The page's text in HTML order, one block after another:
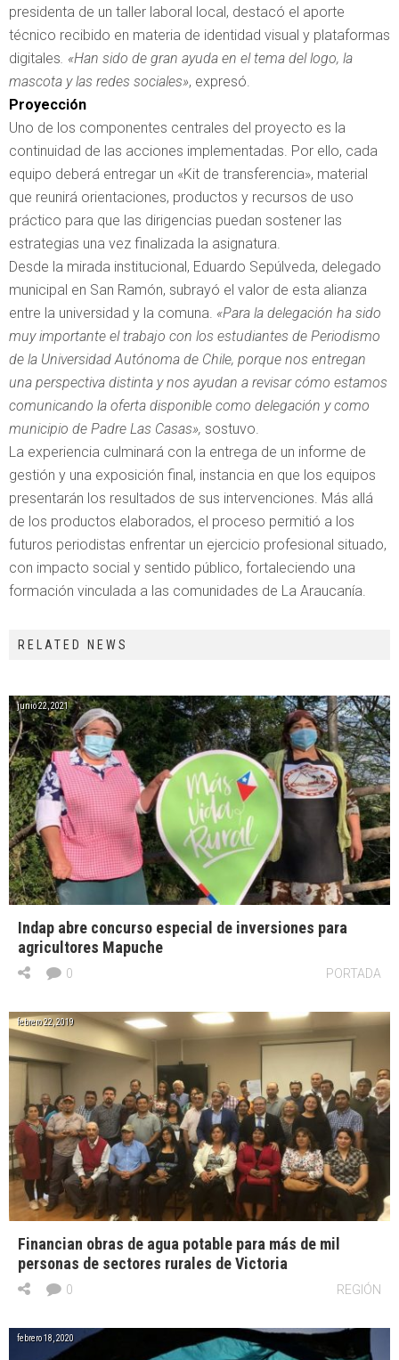
presidenta de un taller laboral local, destacó el aporte
técnico recibido en materia de identidad visual y plataformas
digitales. «Han sido de gran ayuda en el tema del logo, la
mascota y las redes sociales», expresó.
Proyección
Uno de los componentes centrales del proyecto es la
continuidad de las acciones implementadas. Por ello, cada
equipo deberá entregar un «Kit de transferencia», material
que reunirá orientaciones, productos y recursos de uso
práctico para que las dirigencias puedan sostener las
estrategias una vez finalizada la asignatura.
Desde la mirada institucional, Eduardo Sepúlveda, delegado
municipal en San Ramón, subrayó el valor de esta alianza
entre la universidad y la comuna. «Para la delegación ha sido
muy importante el trabajo con los estudiantes de Periodismo
de la Universidad Autónoma de Chile, porque nos entregan
una perspectiva distinta y nos ayudan a revisar cómo estamos
comunicando la oferta disponible como delegación y como
municipio de Padre Las Casas», sostuvo.
La experiencia culminará con la entrega de un informe de
gestión y una exposición final, instancia en que los equipos
presentarán los resultados de sus intervenciones. Más allá
de los productos elaborados, el proceso permitió a los
futuros periodistas enfrentar un ejercicio profesional situado,
con impacto social y sentido público, fortaleciendo una
formación vinculada a las comunidades de La Araucanía.
RELATED NEWS
junio 22, 2021
Indap abre concurso especial de inversiones para
agricultores Mapuche
PORTADA
0
febrero 22, 2019
Financian obras de agua potable para más de mil
personas de sectores rurales de Victoria
REGIÓN
0
febrero 18, 2020